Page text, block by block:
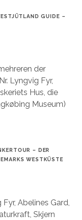
GUIDE –
der
Lyngvig Fyr,
Hus, die
Museum)
– DER
WESTKÜSTE
Abelines Gard,
Skjern